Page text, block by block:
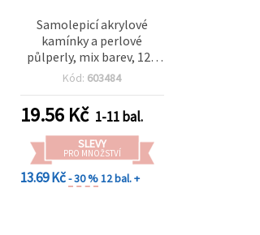
Samolepicí akrylové
kamínky a perlové
půlperly, mix barev, 124
ks
Kód: 603484
19.56Kč 1-11 bal.
SLEVY
PRO MNOŽSTVÍ
13.69 Kč- 30 %12 bal. +